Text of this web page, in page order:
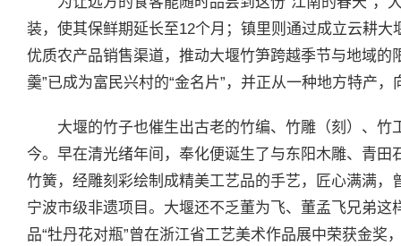
装，使其保鲜期延长至12个月；镇里则通过成立云耕
优质农产品销售渠道，推动大堰竹笋跨越季节与地域的
羹”已成为富民兴村的“金名片”，并正从一种地方特产
大堰的竹子也催生出古老的竹编、竹雕（刻）、
今。早在清光绪年间，奉化便诞生了与东阳木雕、青田
竹簧，经雕刻彩绘制成精美工艺品的手艺，匠心满满，
宁波市级非遗项目。大堰还不乏董为飞、董孟飞兄弟
品“牡丹花对瓶”曾在浙江省工艺美术作品展中荣获金奖